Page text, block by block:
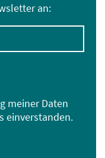
an:
meiner Daten
einverstanden.